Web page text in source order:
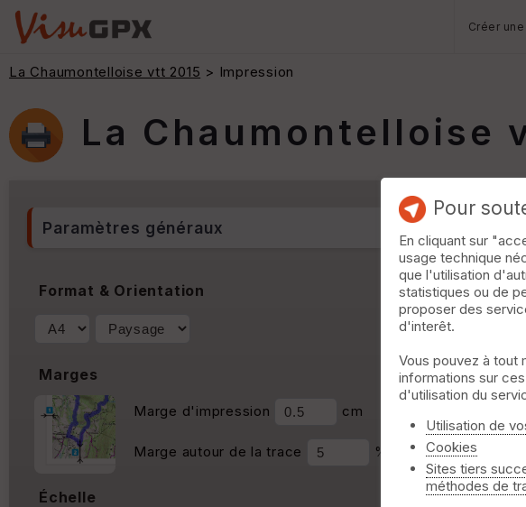
Créer
La Chaumontelloise vtt 2015 > Impression
La Chaumontelloise
Paramètres généraux
Format & Orientation
Marges
Marge d'impression cm
Marge autour de la trace %
Échelle
Pour
En cliquant sur
usage technique
que l'utilisation
statistiques ou de
proposer des
d'interêt.
Vous pouvez à tout
informations sur
d'utilisation du
Utilisation de
Cookies
Sites tiers
méthodes de